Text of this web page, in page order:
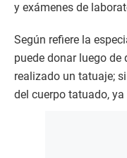
y exámenes de
Según refiere la
puede donar luego de
realizado un tatuaje;
del cuerpo tatuado,